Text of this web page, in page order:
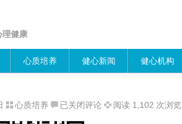
理健康
心质培养 健心新闻 健心机构
心质培养
心
已关闭评论 阅读 1,102 次浏